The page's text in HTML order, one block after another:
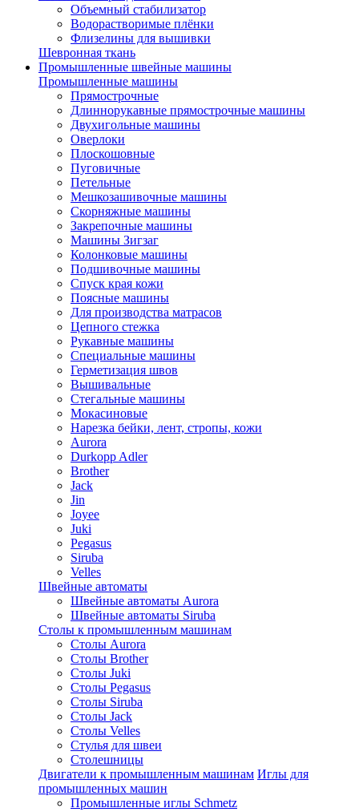
Объемный стабилизатор
Водорастворимые плёнки
Флизелины для вышивки
Шевронная ткань
Промышленные швейные машины
Промышленные машины
Прямострочные
Длиннорукавные прямострочные машины
Двухигольные машины
Оверлоки
Плоскошовные
Пуговичные
Петельные
Мешкозашивочные машины
Скорняжные машины
Закрепочные машины
Машины Зигзаг
Колонковые машины
Подшивочные машины
Спуск края кожи
Поясные машины
Для производства матрасов
Цепного стежка
Рукавные машины
Специальные машины
Герметизация швов
Вышивальные
Стегальные машины
Мокасиновые
Нарезка бейки, лент, стропы, кожи
Aurora
Durkopp Adler
Brother
Jack
Jin
Joyee
Juki
Pegasus
Siruba
Velles
Швейные автоматы
Швейные автоматы Aurora
Швейные автоматы Siruba
Столы к промышленным машинам
Столы Aurora
Столы Brother
Столы Juki
Столы Pegasus
Столы Siruba
Столы Jack
Столы Velles
Стулья для швеи
Столешницы
Двигатели к промышленным машинам Иглы для
промышленных машин
Промышленные иглы Schmetz